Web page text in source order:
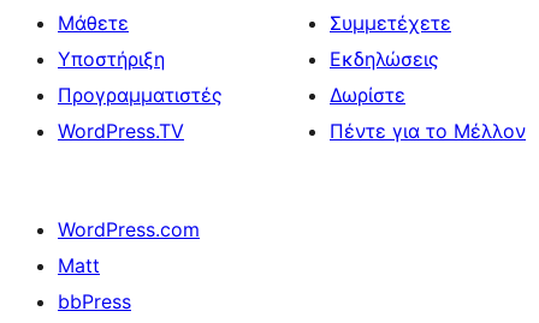
Μάθετε
Υποστήριξη
Προγραμματιστές
WordPress.TV
Συμμετέχετε
Εκδηλώσεις
Δωρίστε
Πέντε για το Μέλλον
WordPress.com
Matt
bbPress